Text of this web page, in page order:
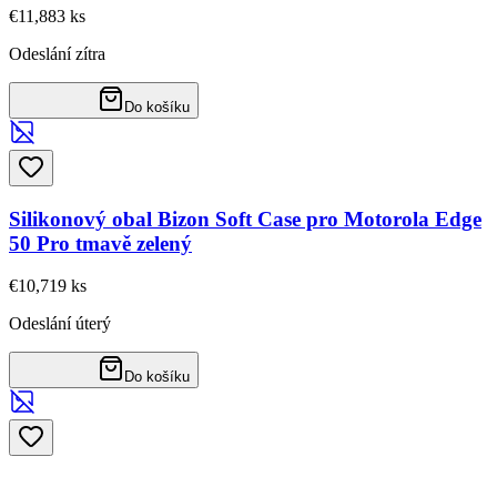
€11,883 ks
Odeslání zítra
Do košíku
Silikonový obal Bizon Soft Case pro Motorola Edge
50 Pro tmavě zelený
€10,719 ks
Odeslání úterý
Do košíku